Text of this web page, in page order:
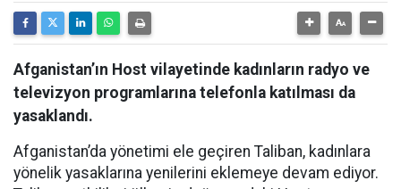
Afganistan’ın Host vilayetinde kadınların radyo ve
televizyon programlarına telefonla katılması da
yasaklandı.
Afganistan’da yönetimi ele geçiren Taliban, kadınlara
yönelik yasaklarına yenilerini eklemeye devam ediyor.